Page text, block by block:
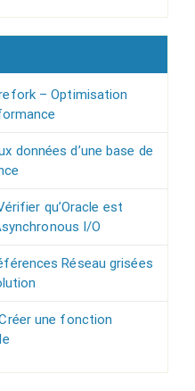
– Optimisation
données d’une base de
qu’Oracle est
I/O
Réseau grisées
une fonction